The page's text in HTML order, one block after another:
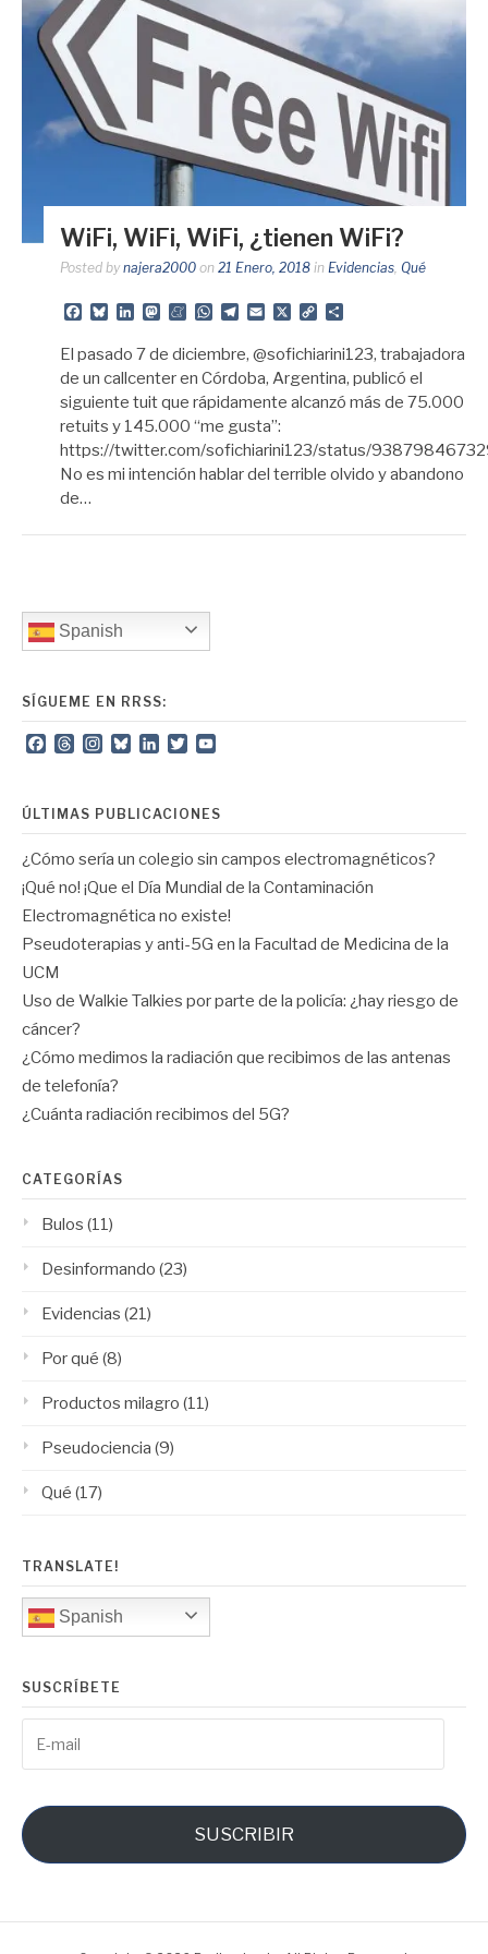
WiFi, WiFi, WiFi, ¿tienen WiFi?
Posted by najera2000 on 21 Enero, 2018 in Evidencias Qué
Facebook
BlueskyLinkedIn
Mastodon
Meneame
WhatsApp
Telegram
Email
X
Copy
El pasado 7 de diciembre, @sofichiarini123, trabajadora
de un callcenter en Córdoba, Argentina, publicó el
siguiente tuit que rápidamente alcanzó más de 75.000
retuits y 145.000 “me gusta”:
https://twitter.com/sofichiarini123/status/
No es mi intención hablar del terrible olvido y abandono
de…
Spanish
SÍGUEME EN RRSS:
Facebook
ThreadsInstagram
BlueskyLinkedIn
Twitter
ÚLTIMAS PUBLICACIONES
¿Cómo sería un colegio sin campos electromagnéticos?
¡Qué no! ¡Que el Día Mundial de la Contaminación
Electromagnética no existe!
Pseudoterapias y anti-5G en la Facultad de Medicina de la
UCM
Uso de Walkie Talkies por parte de la policía: ¿hay riesgo de
cáncer?
¿Cómo medimos la radiación que recibimos de las antenas
de telefonía?
¿Cuánta radiación recibimos del 5G?
CATEGORÍAS
Bulos (11)
Desinformando (23)
Evidencias (21)
Por qué (8)
Productos milagro (11)
Pseudociencia (9)
Qué (17)
TRANSLATE!
Spanish
SUSCRÍBETE
mail
SUSCRIBIR